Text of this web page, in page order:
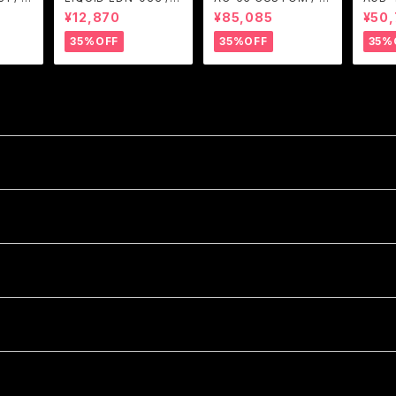
RGENT GLEAM
¥12,870
35%OFF
RGENT GLEAM
¥85,085
35%OFF